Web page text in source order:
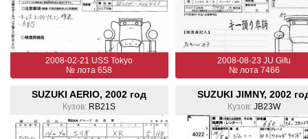
2008-02-21 USS Tokyo
№ лота 658
2008-08-23 JU Gifu
№ лота 7466
SUZUKI AERIO, 2002 год
Кузов: RB21S
SUZUKI JIMNY, 2002
Кузов: JB23W